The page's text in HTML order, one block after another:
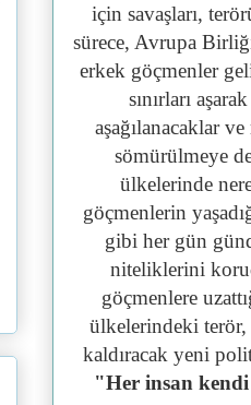
için savaşları,
sürece, Avrupa Birliği
erkek göçmenler
sınırları
aşağılanacaklar
sömürülmeye
ülkelerinde
göçmenlerin
gibi her gün
niteliklerini
göçmenlere
ülkelerindeki terör,
kaldıracak yeni
"Her insan